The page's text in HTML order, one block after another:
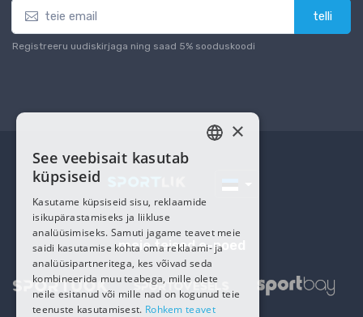
telli
Registreeru uudiskirjaga ning saad 5% sooduskoodi
meie teised e-poed
RUSSIAN
×
See veebisait kasutab
küpsiseid
Kasutame küpsiseid sisu, reklaamide
isikupärastamiseks ja liikluse
analüüsimiseks. Samuti jagame teavet meie
saidi kasutamise kohta oma reklaami- ja
analüüsipartneritega, kes võivad seda
kombineerida muu teabega, mille olete
neile esitanud või mille nad on kogunud teie
teenuste kasutamisest. Rohkem teavet